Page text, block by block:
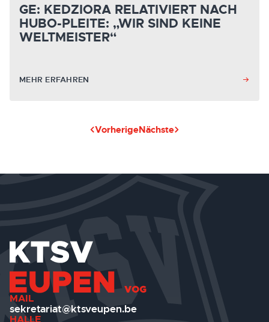
GE: KEDZIORA RELATIVIERT NACH
HUBO-PLEITE: „WIR SIND KEINE
WELTMEISTER“
MEHR ERFAHREN
VorherigeNächste
MAIL
sekretariat@ktsveupen.be
HALLE